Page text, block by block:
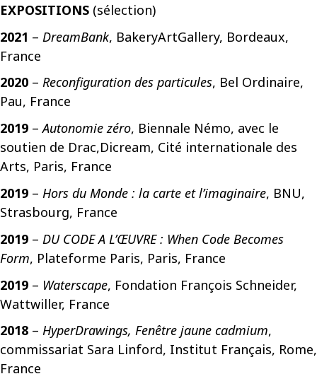
EXPOSITIONS (sélection)
2021 – DreamBank, BakeryArtGallery, Bordeaux,
France
2020 – Reconfiguration des particules, Bel Ordinaire,
Pau, France
2019 –Autonomie zéro, Biennale Némo, avec le
soutien de Drac,Dicream, Cité internationale des
Arts, Paris, France
2019 – Hors du Monde : la carte et l’imaginaire, BNU,
Strasbourg, France
2019 – DU CODE A L’ŒUVRE : When Code Becomes
Form, Plateforme Paris, Paris, France
2019 – Waterscape, Fondation François Schneider,
Wattwiller, France
2018 – HyperDrawings, Fenêtre jaune cadmium,
commissariat Sara Linford, Institut Français, Rome,
France